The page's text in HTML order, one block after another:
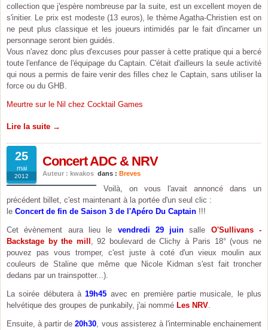
collection que j'espère nombreuse par la suite, est un excellent moyen de
s'initier. Le prix est modeste (13 euros), le thème Agatha-Christien est on
ne peut plus classique et les joueurs intimidés par le fait d'incarner un
personnage seront bien guidés.
Vous n'avez donc plus d'excuses pour passer à cette pratique qui a bercé
toute l'enfance de l'équipage du Captain. C'était d'ailleurs la seule activité
qui nous a permis de faire venir des filles chez le Captain, sans utiliser la
force ou du GHB.
Meurtre sur le Nil chez Cocktail Games
Lire la suite →
25
mai
2012
Concert ADC & NRV
Auteur : kwakos dans : Breves
Voilà, on vous l'avait annoncé dans un
précédent billet, c'est maintenant à la portée d'un seul clic :
le Concert de fin de Saison 3 de l'Apéro Du Captain !!!
Cet évènement aura lieu le vendredi 29 juin salle O'Sullivans -
Backstage by the mill , 92 boulevard de Clichy à Paris 18° (vous ne
pouvez pas vous tromper, c'est juste à coté d'un vieux moulin aux
couleurs de Staline que même que Nicole Kidman s'est fait troncher
dedans par un trainspotter...).
La soirée débutera à19h45 avec en première partie musicale, le plus
helvétique des groupes de punkabily, j'ai nommé Les NRV.
Ensuite, à partir de20h30, vous assisterez à l'interminable enchainement